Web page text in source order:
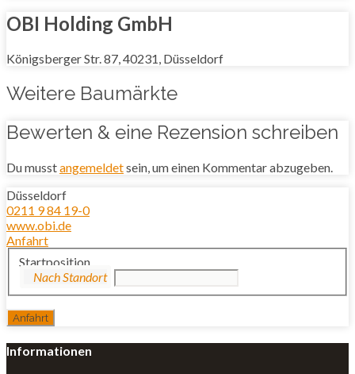
OBI Holding GmbH
Königsberger Str. 87, 40231, Düsseldorf
Weitere Baumärkte
Bewerten & eine Rezension schreiben
Du musstangemeldetsein, um einen Kommentar abzugeben.
Düsseldorf
0211 9 84 19-0
www.obi.de
Anfahrt
Startposition
Informationen